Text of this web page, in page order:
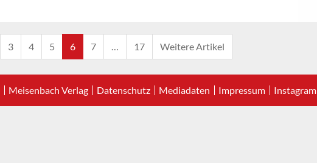
3 4 5 6 7 … 17 Weitere Artikel
Meisenbach Verlag Datenschutz Mediadaten Impressum Instagram